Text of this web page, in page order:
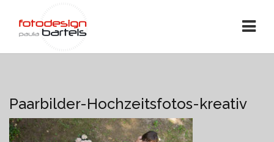
Paarbilder-Hochzeitsfotos-kreativ